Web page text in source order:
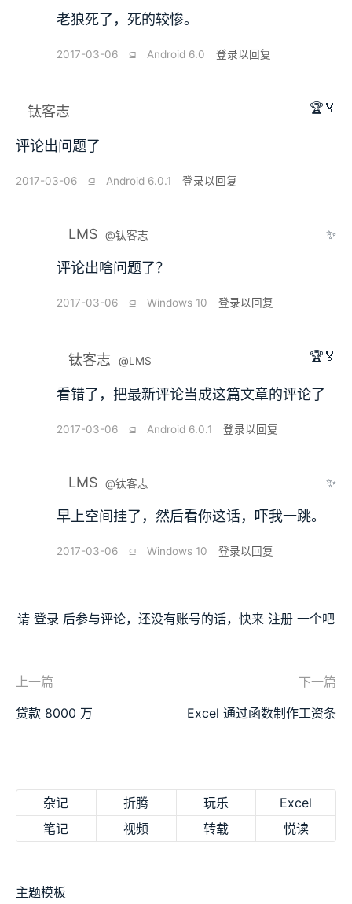
老狼死了，死的较惨。
2017-03-06 ⫑ Android 6.0 登录以回复
钛客志 🏆🏅
评论出问题了
2017-03-06 ⫑ Android 6.0.1 登录以回复
LMS @钛客志 ✨
评论出啥问题了？
2017-03-06 ⫑ Windows 10 登录以回复
钛客志 @LMS 🏆🏅
看错了，把最新评论当成这篇文章的评论了
2017-03-06 ⫑ Android 6.0.1 登录以回复
LMS @钛客志 ✨
早上空间挂了，然后看你这话，吓我一跳。
2017-03-06 ⫑ Windows 10 登录以回复
请 登录 后参与评论，还没有账号的话，快来 注册 一个吧
上一篇
贷款 8000 万
下一篇
Excel 通过函数制作工资条
杂记 折腾 玩乐
Excel
笔记
视频 转载 悦读
主题模板